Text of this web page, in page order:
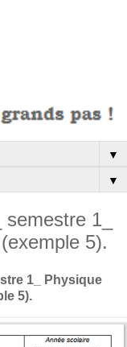
▼
▼
1_
5).
1_ Physique
5).